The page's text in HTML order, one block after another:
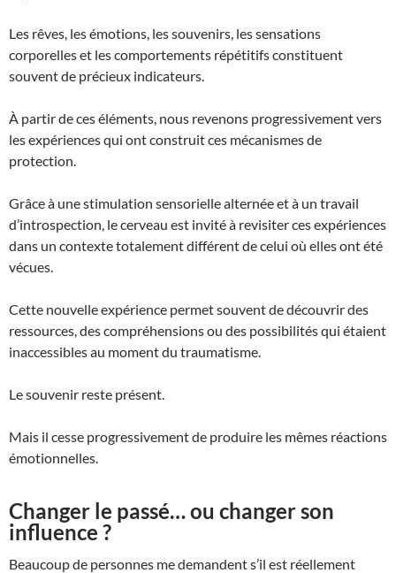
Les rêves, les émotions, les souvenirs, les sensations
corporelles et les comportements répétitifs constituent
souvent de précieux indicateurs.
À partir de ces éléments, nous revenons progressivement vers
les expériences qui ont construit ces mécanismes de
protection.
Grâce à une stimulation sensorielle alternée et à un travail
d’introspection, le cerveau est invité à revisiter ces expériences
dans un contexte totalement différent de celui où elles ont été
vécues.
Cette nouvelle expérience permet souvent de découvrir des
ressources, des compréhensions ou des possibilités qui étaient
inaccessibles au moment du traumatisme.
Le souvenir reste présent.
Mais il cesse progressivement de produire les mêmes réactions
émotionnelles.
Changer le passé… ou changer son
influence ?
Beaucoup de personnes me demandent s’il est réellement